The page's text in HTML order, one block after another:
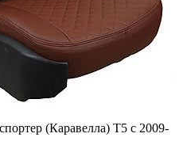
(Каравелла) Т5 с 2009-